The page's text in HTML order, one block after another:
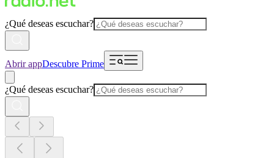
¿Qué deseas escuchar?
Abrir appDescubre Prime
¿Qué deseas escuchar?